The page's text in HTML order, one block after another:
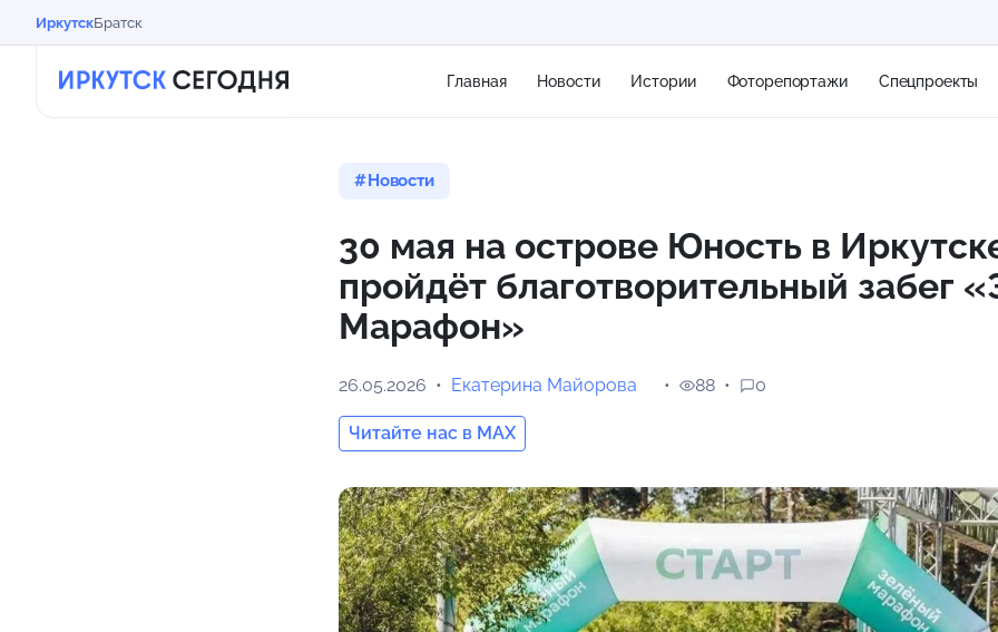
ИркутскБратск
Главная Новости Истории Фоторепортажи Спецпроекты
13 м/с
Новости
30 мая на острове Юность в
пройдёт благотворительный забег
Марафон»
26.05.2026 Екатерина Майорова
Читайте нас в MAX
88 0